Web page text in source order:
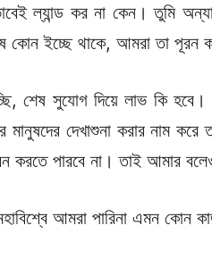
ল্যান্ড কর না কেন। তুমি
কোন ইচ্ছে থাকে, আমরা তা পূরন
শেষ সুযোগ দিয়ে লাভ কি
মানুষদের দেখাশুনা করার নাম
করতে পারবে না। তাই আমার
আমরা পারিনা এমন কোন